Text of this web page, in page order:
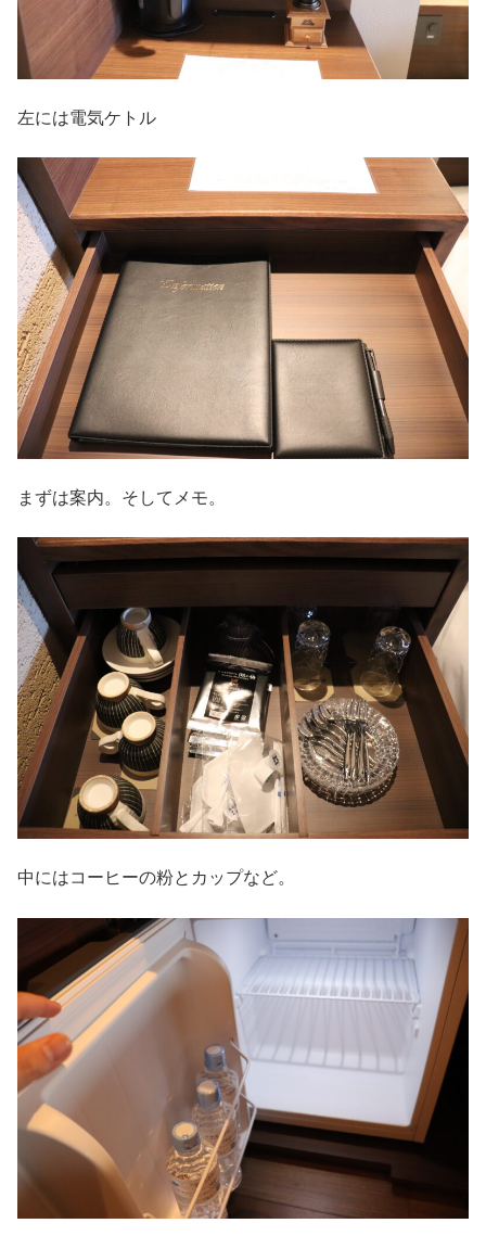
左には電気ケトル
まずは案内。そしてメモ。
中にはコーヒーの粉とカップなど。